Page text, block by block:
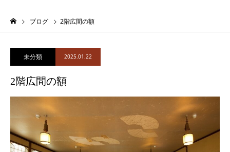
ブログ 2階広間の額
未分類 2025.01.22
2階広間の額